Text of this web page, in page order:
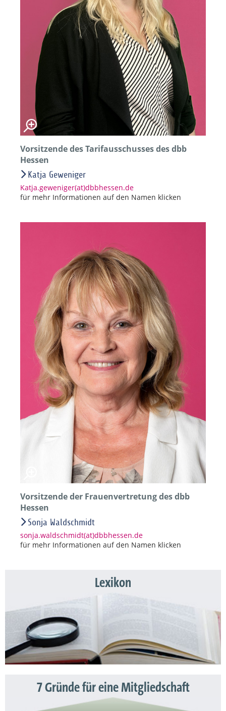
Vorsitzende des Tarifausschusses des dbb
Hessen
Katja Geweniger
Katja.geweniger(at)dbbhessen.de
für mehr Informationen auf den Namen klicken
Vorsitzende der Frauenvertretung des dbb
Hessen
Sonja Waldschmidt
sonja.waldschmidt(at)dbbhessen.de
für mehr Informationen auf den Namen klicken
Lexikon
7 Gründe für eine Mitgliedschaft